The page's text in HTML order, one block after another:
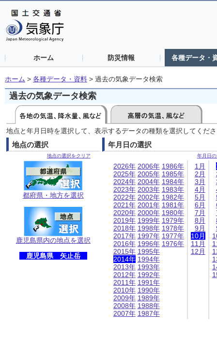
ホーム 防災情報 各種データ・
ホーム > 各種データ・資料 > 過去の気象データ検索
過去の気象データ検索
地点と年月日時を選択して、表示するデータの種類を選択してくだ
地点の選択
地点の選択をクリア
都府県・地方を選択
鹿児島県内の地点を選択
鹿児島県 矢止岳
年月日の選択
年月日
2026年
2025年
2024年
2023年
2022年
2021年
2020年
2019年
2018年
2017年
2016年
2015年
2014年
2013年
2012年
2011年
2010年
2009年
2008年
2007年
2006年
2005年
2004年
2003年
2002年
2001年
2000年
1999年
1998年
1997年
1996年
1995年
1994年
1993年
1992年
1991年
1990年
1989年
1988年
1987年
1986年
1985年
1984年
1983年
1982年
1981年
1980年
1979年
1978年
1977年
1976年
1月
2月
3月
4月
5月
6月
7月
8月
9月
10月
11月
12月